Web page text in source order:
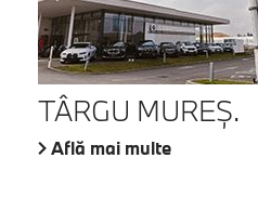
TÂRGU MUREŞ.
Află mai multe